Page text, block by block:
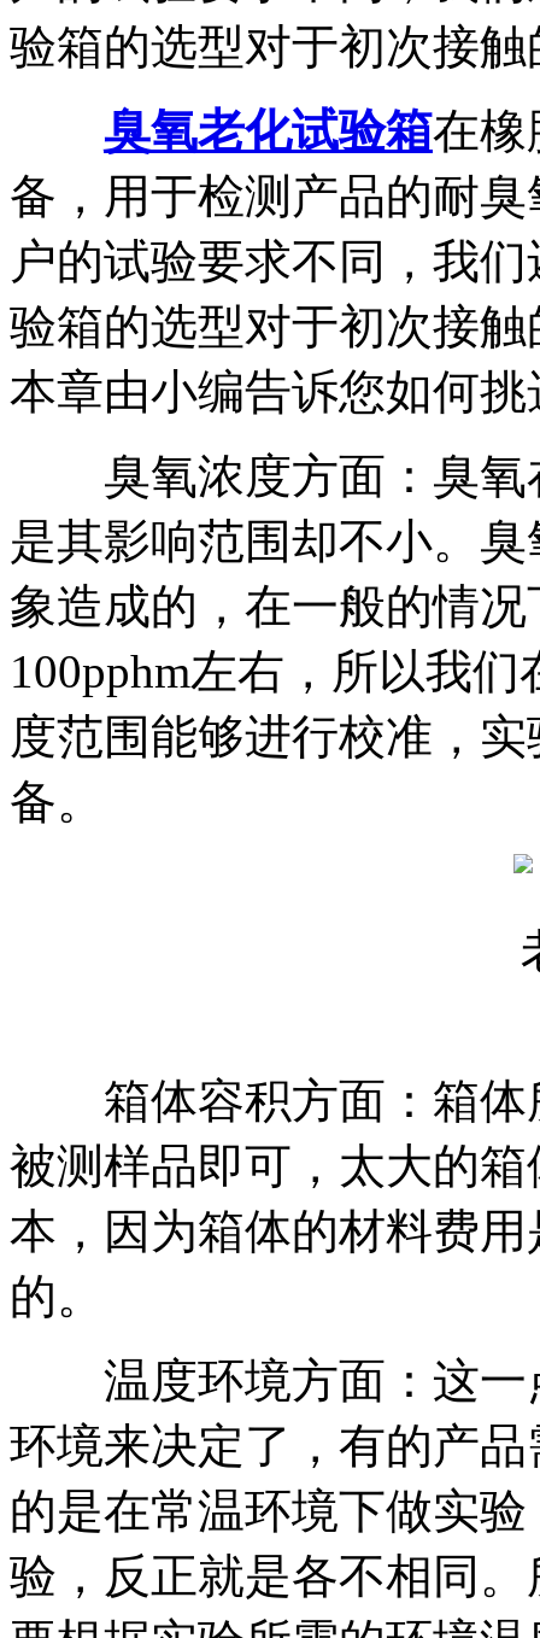
验箱的选型对于初次接触
臭氧老化试验箱在橡
备，用于检测产品的耐
户的试验要求不同，我
验箱的选型对于初次接
本章由小编告诉您如何
臭氧浓度方面：臭氧
是其影响范围却不小。
象造成的，在一般的情
100pphm左右，所以我
度范围能够进行校准，
备。
箱体容积方面：箱体
被测样品即可，太大的
本，因为箱体的材料费
的。
温度环境方面：这一
环境来决定了，有的产
的是在常温环境下做实
验，反正就是各不相同